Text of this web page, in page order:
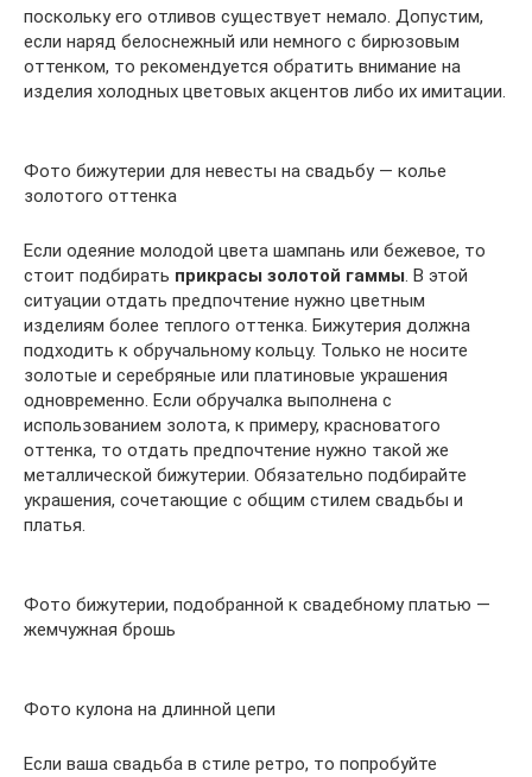
поскольку его отливов существует немало. Допустим,
если наряд белоснежный или немного с бирюзовым
оттенком, то рекомендуется обратить внимание на
изделия холодных цветовых акцентов либо их имитации.
Фото бижутерии для невесты на свадьбу — колье
золотого оттенка
Если одеяние молодой цвета шампань или бежевое, то
стоит подбирать прикрасы золотой гаммы. В этой
ситуации отдать предпочтение нужно цветным
изделиям более теплого оттенка. Бижутерия должна
подходить к обручальному кольцу. Только не носите
золотые и серебряные или платиновые украшения
одновременно. Если обручалка выполнена с
использованием золота, к примеру, красноватого
оттенка, то отдать предпочтение нужно такой же
металлической бижутерии. Обязательно подбирайте
украшения, сочетающие с общим стилем свадьбы и
платья.
Фото бижутерии, подобранной к свадебному платью —
жемчужная брошь
Фото кулона на длинной цепи
Если ваша свадьба в стиле ретро, то попробуйте